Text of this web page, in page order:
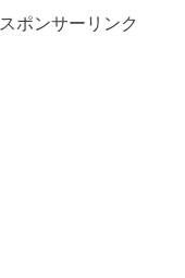
スポンサーリンク